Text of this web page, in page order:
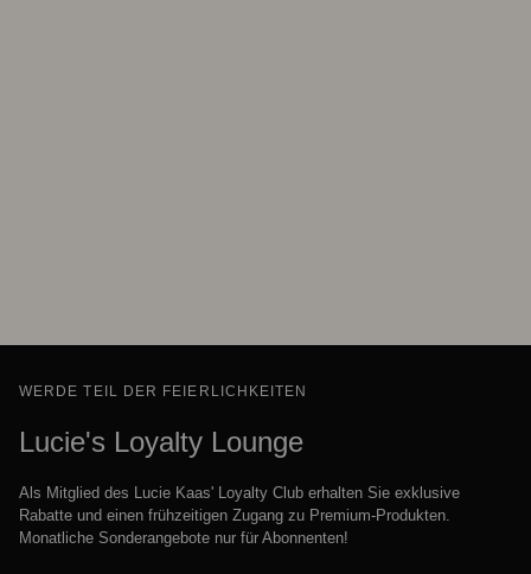
WERDE TEIL DER FEIERLICHKEITEN
Lucie's Loyalty Lounge
Als Mitglied des Lucie Kaas' Loyalty Club erhalten Sie exklusive
Rabatte und einen frühzeitigen Zugang zu Premium-Produkten.
Monatliche Sonderangebote nur für Abonnenten!